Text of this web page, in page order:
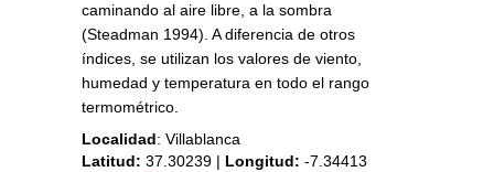
caminando al aire libre, a la sombra
(Steadman 1994). A diferencia de otros
índices, se utilizan los valores de viento,
humedad y temperatura en todo el rango
termométrico.
Localidad: Villablanca
Latitud: 37.30239 | Longitud: -7.34413